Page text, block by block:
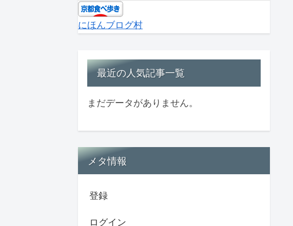
にほんブログ村
最近の人気記事一覧
まだデータがありません。
メタ情報
登録
ログイン